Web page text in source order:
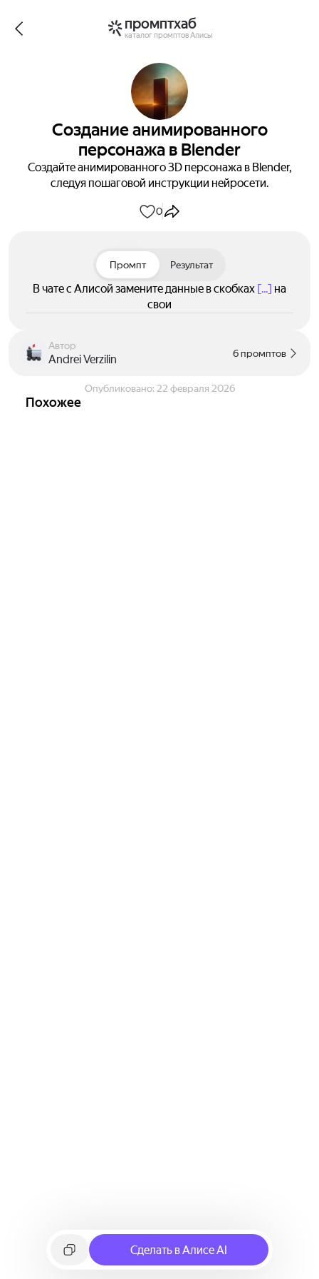
промптхаб
каталог промптов Алисы
Создание анимированного
персонажа в Blender
Создайте анимированного 3D персонажа в Blender,
следуя пошаговой инструкции нейросети.
0
Промпт Результат
В чате с Алисой замените данные в скобках [...] на
свои
Автор
Andrei Verzilin 6 промптов
Опубликовано: 22 февраля 2026
Похожее
Сделать в Алисе AI